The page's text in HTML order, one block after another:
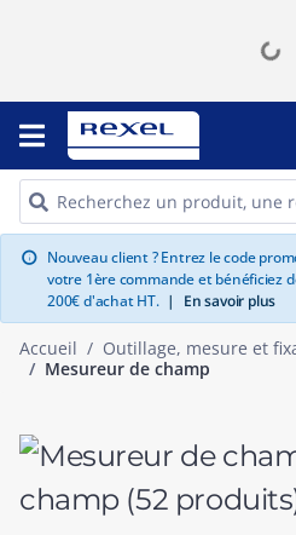
info Nouveau client ? Entrez le code
votre 1ère commande et bénéficiez
200€ d'achat HT. | En savoir plus
Accueil Outillage, mesure et
Mesureur de champ
champ (52